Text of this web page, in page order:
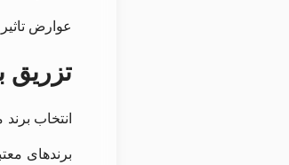
عوارض تاثیر
تزریق
انتخاب
برندهای